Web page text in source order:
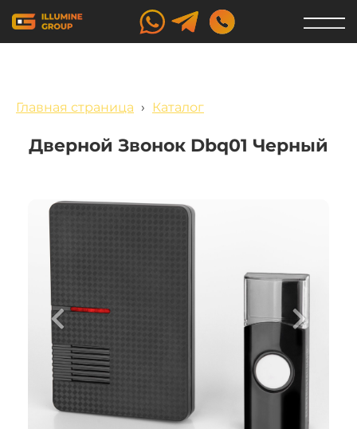
Главная страница › Каталог
Дверной Звонок Dbq01 Черный